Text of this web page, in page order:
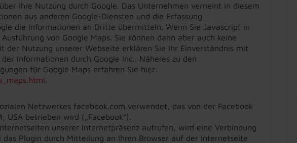
ihre Nutzung durch Google. Das Unternehmen verneint in diesem
aus anderen Google-Diensten und die Erfassung
die Informationen an Dritte übermitteln. Wenn Sie Javascript in
von Google Maps. Sie können dann aber auch keine
der Nutzung unserer Webseite erklären Sie Ihr Einverständnis mit
Informationen durch Google Inc.. Näheres zu den
für Google Maps erfahren Sie hier:
.
Netzwerkes facebook.com verwendet, das von der Facebook
USA betrieben wird („Facebook“).
unserer Internetpräsenz aufrufen, wird eine Verbindung
Plugin durch Mitteilung an Ihren Browser auf der Internetseite